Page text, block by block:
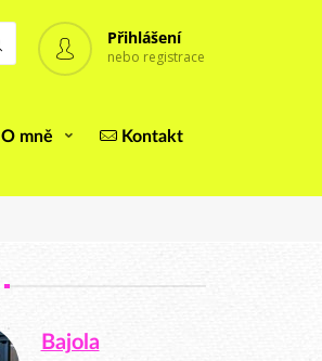
Přihlášení
nebo registrace
O mně Kontakt
Bajola